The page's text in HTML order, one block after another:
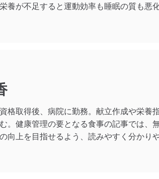
養が不足すると運動効率も睡眠の質も悪
格取得後、病院に勤務。献立作成や栄養
。健康管理の要となる食事の記事では、
向上を目指せるよう、読みやすく分かり